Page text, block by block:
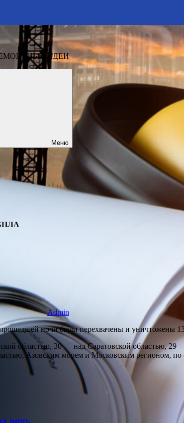
ИДЕИ
Меню
Admin
ночи были перехвачены и уничтожены
областью, 30 — над Саратовской
Азовским морем и Московским регионом,
ночь